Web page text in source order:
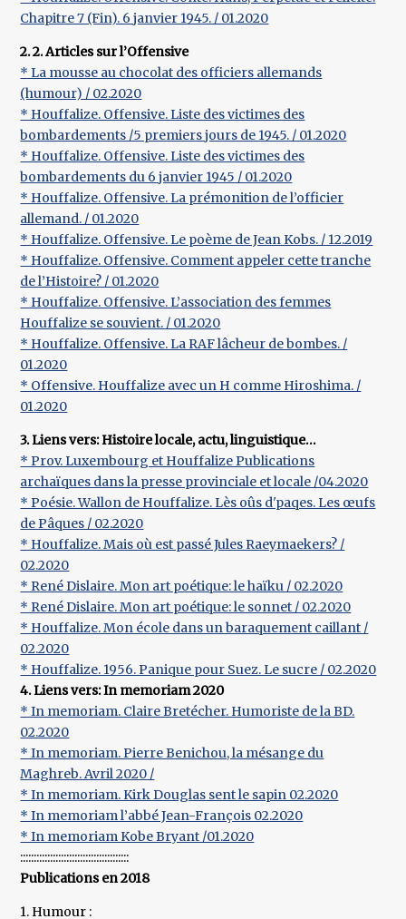
Chapitre 7 (Fin). 6 janvier 1945. / 01.2020
2. 2. Articles sur l’Offensive
* La mousse au chocolat des officiers allemands
(humour) / 02.2020
* Houffalize. Offensive. Liste des victimes des
bombardements /5 premiers jours de 1945. / 01.2020
* Houffalize. Offensive. Liste des victimes des
bombardements du 6 janvier 1945 / 01.2020
* Houffalize. Offensive. La prémonition de l’officier
allemand. / 01.2020
* Houffalize. Offensive. Le poème de Jean Kobs. / 12.2019
* Houffalize. Offensive. Comment appeler cette tranche
de l’Histoire? / 01.2020
* Houffalize. Offensive. L’association des femmes
Houffalize se souvient. / 01.2020
* Houffalize. Offensive. La RAF lâcheur de bombes. /
01.2020
* Offensive. Houffalize avec un H comme Hiroshima. /
01.2020
3. Liens vers: Histoire locale, actu, linguistique…
* Prov. Luxembourg et Houffalize Publications
archaïques dans la presse provinciale et locale /04.2020
* Poésie. Wallon de Houffalize. Lès oûs d'paqes. Les œufs
de Pâques / 02.2020
* Houffalize. Mais où est passé Jules Raeymaekers? /
02.2020
* René Dislaire. Mon art poétique: le haïku / 02.2020
* René Dislaire. Mon art poétique: le sonnet / 02.2020
* Houffalize. Mon école dans un baraquement caillant /
02.2020
* Houffalize. 1956. Panique pour Suez. Le sucre / 02.2020
4. Liens vers: In memoriam 2020
* In memoriam. Claire Bretécher. Humoriste de la BD.
02.2020
* In memoriam. Pierre Benichou, la mésange du
Maghreb. Avril 2020 /
* In memoriam. Kirk Douglas sent le sapin 02.2020
* In memoriam l’abbé Jean-François 02.2020
* In memoriam Kobe Bryant /01.2020
::::::::::::::::::::::::::::::::::::::::
Publications en 2018
1. Humour :